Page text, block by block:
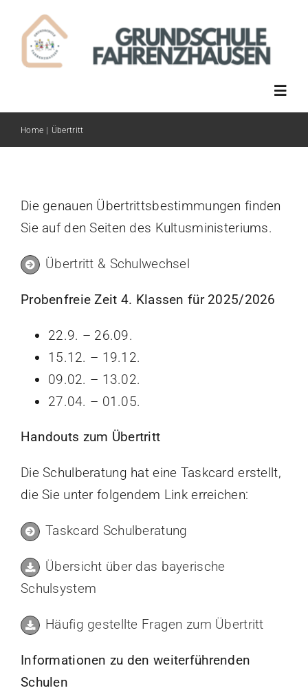
content
Wir über uns
Elternbeirat
Rechtliches
Home Übertritt
Die genauen Übertrittsbestimmungen finden
Sie auf den Seiten des Kultusministeriums.
Übertritt & Schulwechsel
Probenfreie Zeit 4. Klassen für 2025/2026
22.9. – 26.09.
15.12. – 19.12.
09.02. – 13.02.
27.04. – 01.05.
Handouts zum Übertritt
Die Schulberatung hat eine Taskcard erstellt,
die Sie unter folgendem Link erreichen:
Taskcard Schulberatung
Übersicht über das bayerische
Schulsystem
Häufig gestellte Fragen zum Übertritt
Informationen zu den weiterführenden
Schulen